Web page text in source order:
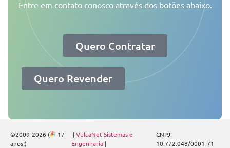
Entre em contato conosco através dos botões abaixo.
Quero Contratar
Quero Revender
©2009-2026 (
17
anos!)
|VulcaNet Sistemas e
Engenharia |
CNPJ:
10.772.048/0001-71